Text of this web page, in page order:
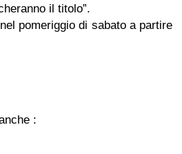
il titolo”.
pomeriggio di sabato a partire
: